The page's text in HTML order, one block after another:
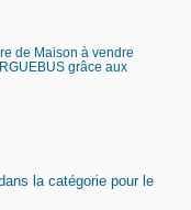
de Maison à vendre
grâce aux
la catégorie pour le